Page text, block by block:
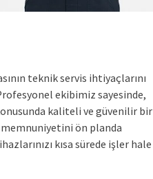
teknik servis ihtiyaçlarını
ekibimiz sayesinde,
kaliteli ve güvenilir bir
ön planda
kısa sürede işler hale